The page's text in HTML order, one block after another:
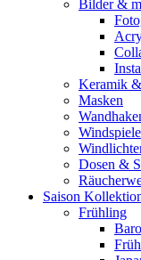
Bilder &
Keramik
Masken
Windspiele
Dosen &
Saison
Frühling